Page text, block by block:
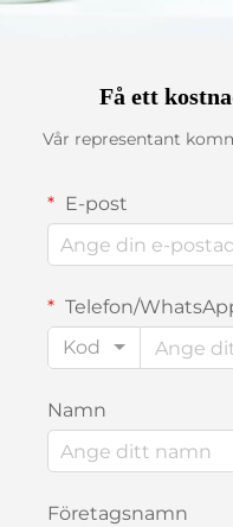
Få ett
Vår representant
E-post
Telefon/
Kod
Namn
Företagsnamn